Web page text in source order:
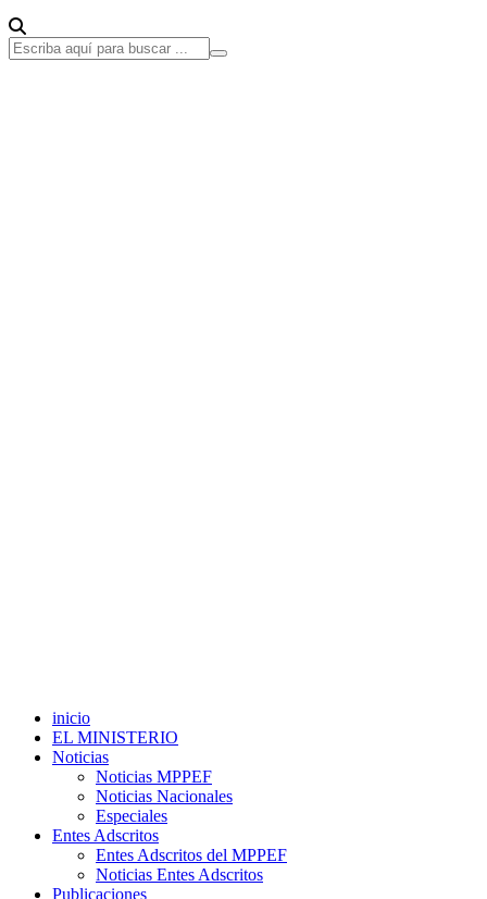
inicio
EL MINISTERIO
Noticias
Noticias MPPEF
Noticias Nacionales
Especiales
Entes Adscritos
Entes Adscritos del MPPEF
Noticias Entes Adscritos
Publicaciones